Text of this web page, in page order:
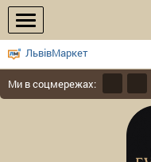
ЛьвівМаркет
Ми в соцмережах: